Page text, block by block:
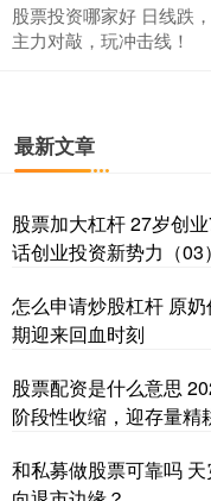
股票投资哪家好 日线跌
主力对敲，玩冲击线！
最新文章
股票加大杠杆 27岁创
话创业投资新势力（03）
怎么申请炒股杠杆 原
期迎来回血时刻
股票配资是什么意思
阶段性收缩，迎存量精
和私募做股票可靠吗